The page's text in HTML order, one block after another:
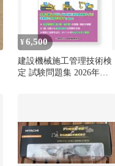
¥ 6,500
建設機械施工管理技術検
定 試験問題集 2026年版 1